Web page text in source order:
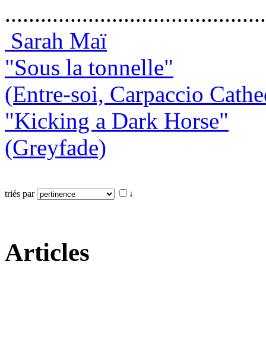
Sarah Maï
"Sous la tonnelle"
(Entre-soi, Carpaccio
"Kicking a Dark Horse"
(Greyfade)
triés par ↓
Articles